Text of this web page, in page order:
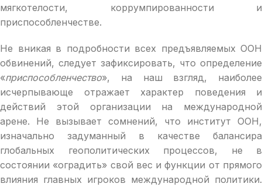
мягкотелости, коррумпированности и
приспособленчестве.
Не вникая в подробности всех предъявляемых ООН
обвинений, следует зафиксировать, что определение
«приспособленчество», на наш взгляд, наиболее
исчерпывающе отражает характер поведения и
действий этой организации на международной
арене. Не вызывает сомнений, что институт ООН,
изначально задуманный в качестве балансира
глобальных геополитических процессов, не в
состоянии «оградить» свой вес и функции от прямого
влияния главных игроков международной политики.